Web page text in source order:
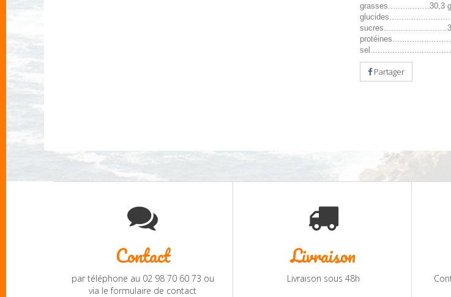
grasses.................30,3
Partager
Contact
par téléphone au 02 98 70 60 73 ou
via le formulaire de contact
Livraison
Livraison sous 48h